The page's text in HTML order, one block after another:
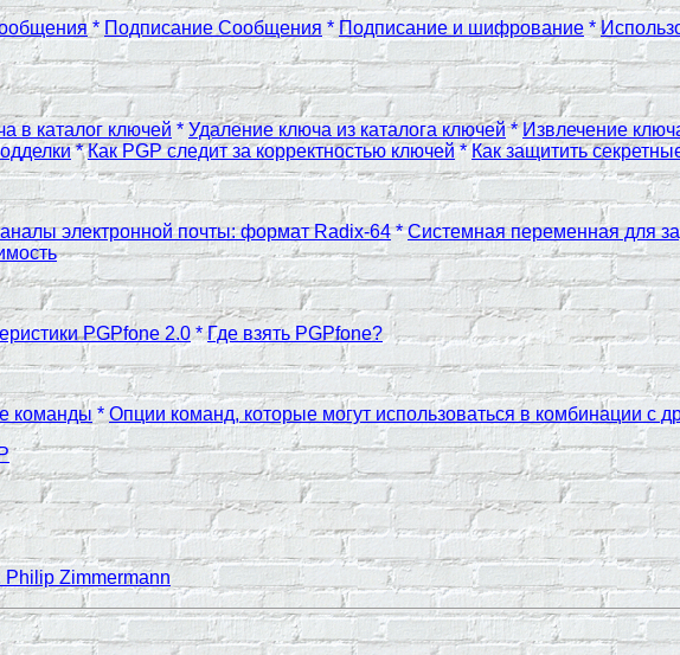
* Подписание Сообщения *Подписание и шифрование *
в каталог ключей *Удаление ключа из каталога ключей*Извлечение
*Как PGP следит за корректностью ключей*Как защитить
электронной почты: формат Radix-64*Системная переменная для
PGPfone 2.0*Где взять PGPfone?
команды * Опции команд, которые могут использоваться в комбинации с
Zimmermann